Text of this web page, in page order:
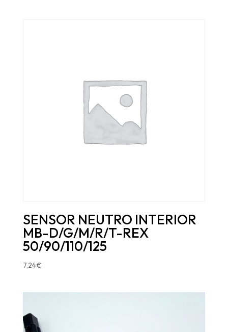
SENSOR NEUTRO INTERIOR
MB-D/G/M/R/T-REX
50/90/110/125
7,24€